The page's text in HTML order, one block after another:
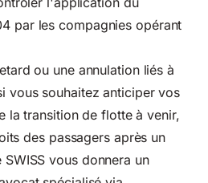
par les compagnies opérant
ou une annulation liés à
vous souhaitez anticiper vos
la transition de flotte à venir,
des passagers après un
vous donnera un